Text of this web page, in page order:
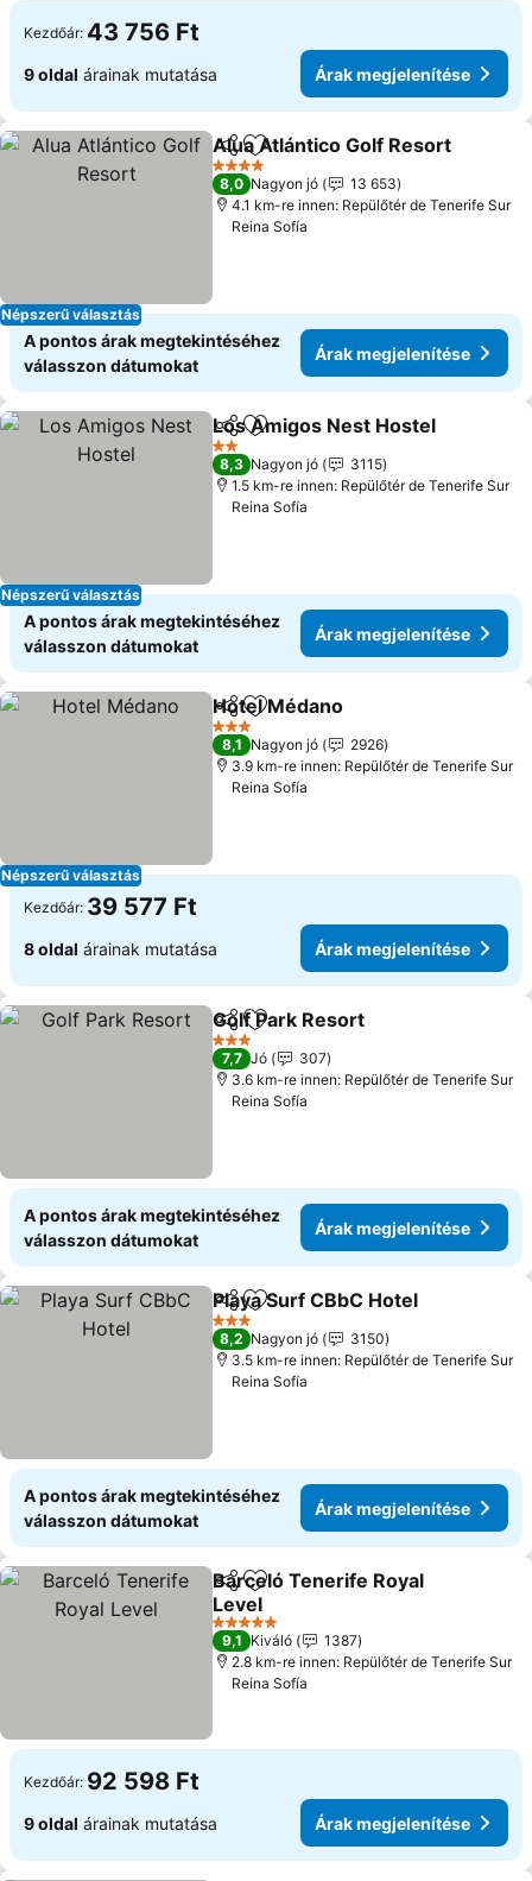
Kezdőár: 43 756 Ft
9 oldal árainak mutatása Árak megjelenítése
Népszerű választás
Megosztás
Hozzáadás a kedvencekhez
Alua Atlántico Golf Resort
4 Kategória
8,0 Nagyon jó
13 653
4.1 km-re innen: Repülőtér de Tenerife Sur
Reina Sofía
A pontos árak megtekintéséhez
válasszon dátumokat
Árak megjelenítése
Népszerű választás
Megosztás
Hozzáadás a kedvencekhez
Los Amigos Nest Hostel
2 Kategória
8,3 Nagyon jó
3115
1.5 km-re innen: Repülőtér de Tenerife Sur
Reina Sofía
A pontos árak megtekintéséhez
válasszon dátumokat
Árak megjelenítése
Népszerű választás
Megosztás
Hozzáadás a kedvencekhez
Hotel Médano
3 Kategória
8,1 Nagyon jó
2926
3.9 km-re innen: Repülőtér de Tenerife Sur
Reina Sofía
Kezdőár: 39 577 Ft
8 oldal árainak mutatása Árak megjelenítése
MegosztásHozzáadás a kedvencekhez
Golf Park Resort
3 Kategória
7,7 Jó
307
3.6 km-re innen: Repülőtér de Tenerife Sur
Reina Sofía
A pontos árak megtekintéséhez
válasszon dátumokat
Árak megjelenítése
Megosztás
Hozzáadás a kedvencekhez
Playa Surf CBbC Hotel
3 Kategória
8,2 Nagyon jó
3150
3.5 km-re innen: Repülőtér de Tenerife Sur
Reina Sofía
A pontos árak megtekintéséhez
válasszon dátumokat
Árak megjelenítése
Megosztás
Hozzáadás a kedvencekhez
Barceló Tenerife Royal
Level
Árak megjelenítése
5 Kategória
9,1 Kiváló
1387
2.8 km-re innen: Repülőtér de Tenerife Sur
Reina Sofía
Kezdőár: 92 598 Ft
9 oldal árainak mutatása Árak megjelenítése